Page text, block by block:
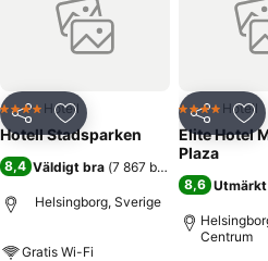
utrustade med AC. Hotellet är i två
matsal, 25 hotellrum och 6
Byggnaderna ligger mittemot
Dela Lägg till i Mina Favoriter
4 StjärnorHotell
Hotell Stadsparken
8,4 Väldigt bra (7 867 betyg
Helsingborg, Sverige
Gratis Wi-Fi
Dela
4 StjärnorHotell
Elite Hotel
Plaza
8,6 Utmärkt
Centrum